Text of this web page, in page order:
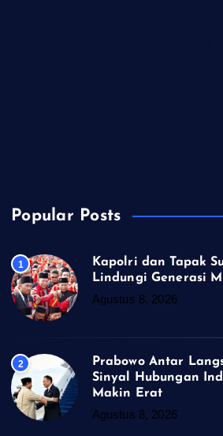
Popular Posts
1
Kapolri dan Tapak
Lindungi Generasi
Agustus 8, 2026
2
Prabowo Antar
Sinyal Hubungan
Makin Erat
Agustus 8, 2026